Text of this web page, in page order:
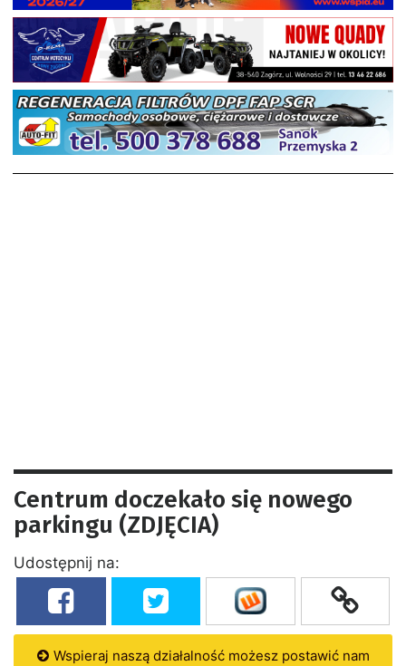
Centrum doczekało się nowego
parkingu (ZDJĘCIA)
Udostępnij na:
Wspieraj naszą działalność możesz postawić nam